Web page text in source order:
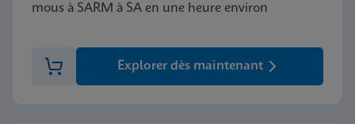
mous à SARM à SA en une heure environ
Explorer dès maintenant